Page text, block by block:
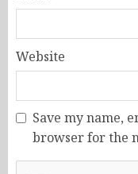
Website
Save my name,
browser for the